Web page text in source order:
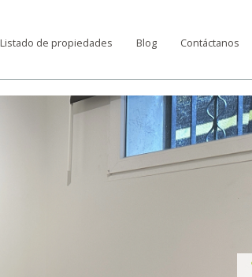
Listado de propiedades Blog Contáctanos